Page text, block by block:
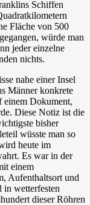
Schiffen
Fläche von 500
würde man
jeder einzelne
nichts.
nahe einer Insel
Männer konkrete
einem Dokument,
Diese Notiz ist die
bisher
wüsste man so
heute im
Es war in der
einem
Aufenthaltsort und
in wetterfesten
dieser Röhren